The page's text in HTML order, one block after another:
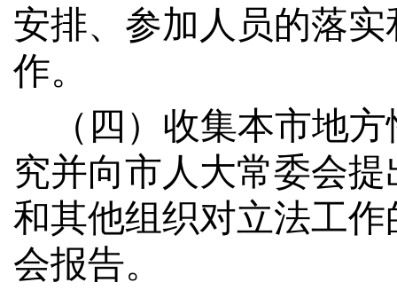
安排、参加人员的落
作。
（四）收集本市地方
究并向市人大常委会
和其他组织对立法工
会报告。